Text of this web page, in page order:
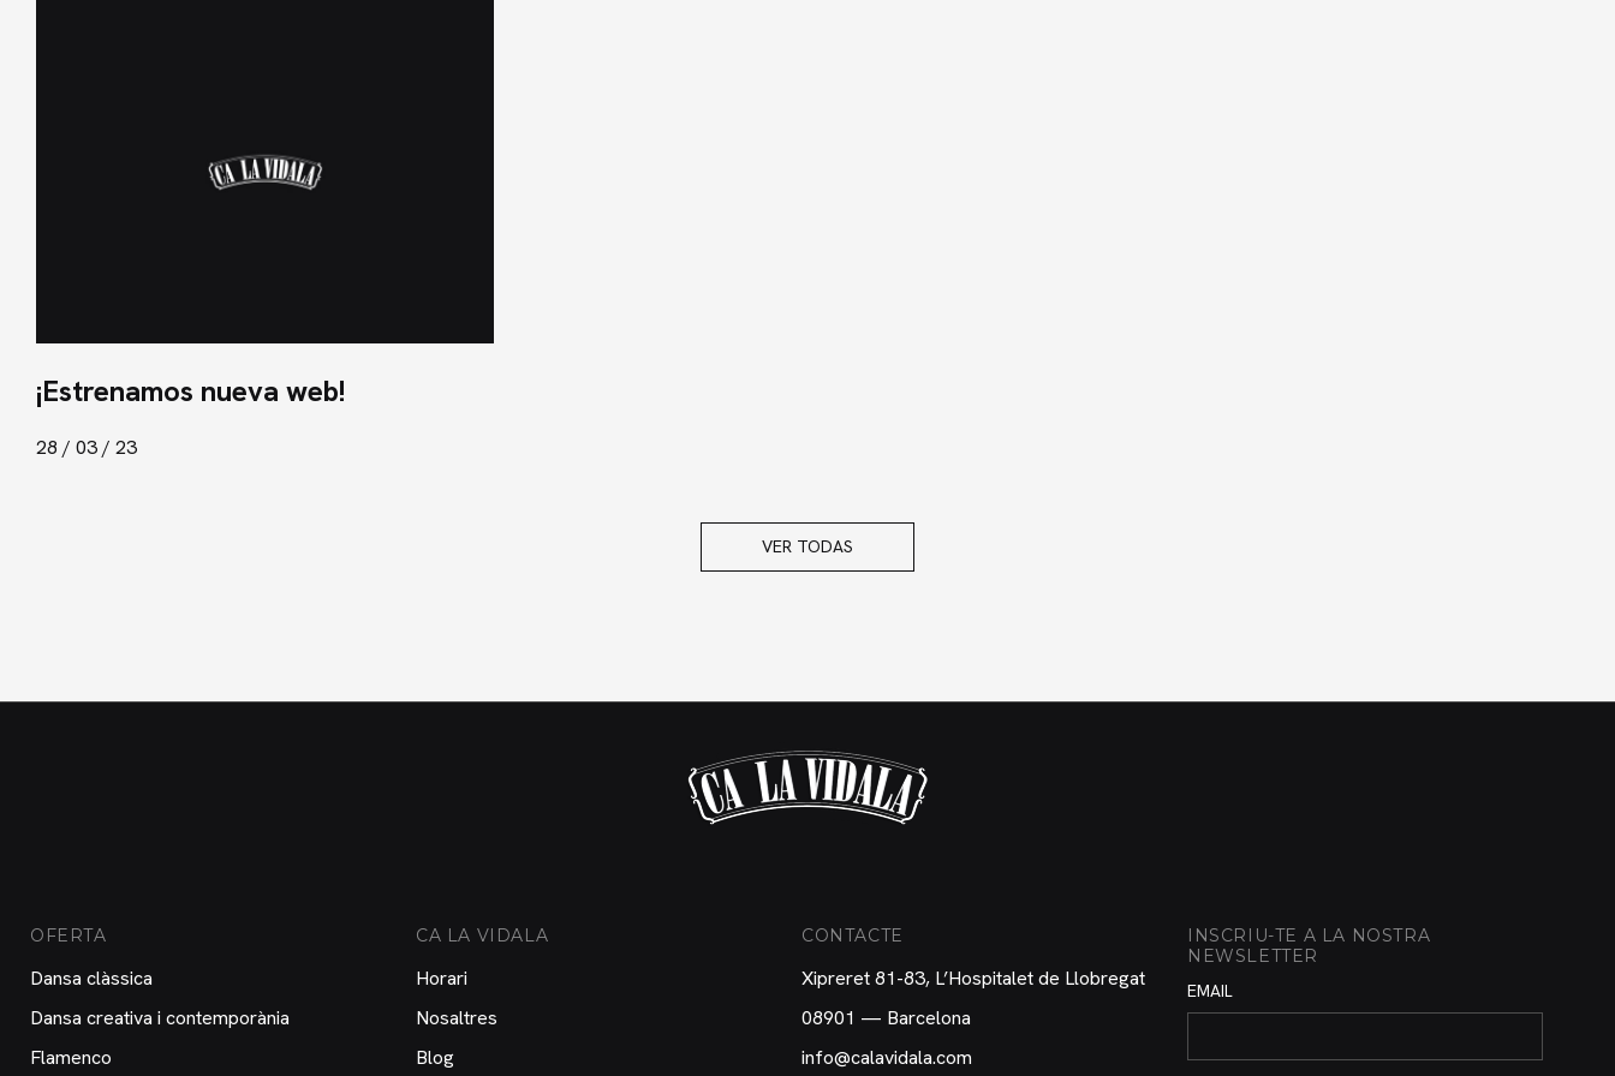
¡Estrenamos nueva web!
28 / 03 / 23
VER TODAS
OFERTA
Dansa clàssica
Dansa creativa i contemporània
Flamenco
CA LA VIDALA
Horari
Nosaltres
Blog
CONTACTE
Xipreret 81-83, L’Hospitalet de Llobregat
08901 — Barcelona
info@calavidala.com
INSCRIU-TE A LA NOSTRA
NEWSLETTER
EMAIL